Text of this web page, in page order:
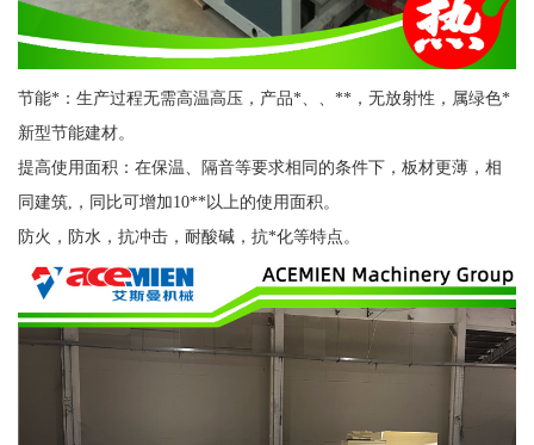
节能*：生产过程无需高温高压，产品*、、**，无放射性，属绿色*
新型节能建材。
提高使用面积：在保温、隔音等要求相同的条件下，板材更薄，相
同建筑,，同比可增加10**以上的使用面积。
防火，防水，抗冲击，耐酸碱，抗*化等特点。